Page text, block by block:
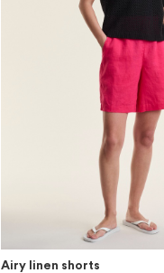
Airy linen shorts